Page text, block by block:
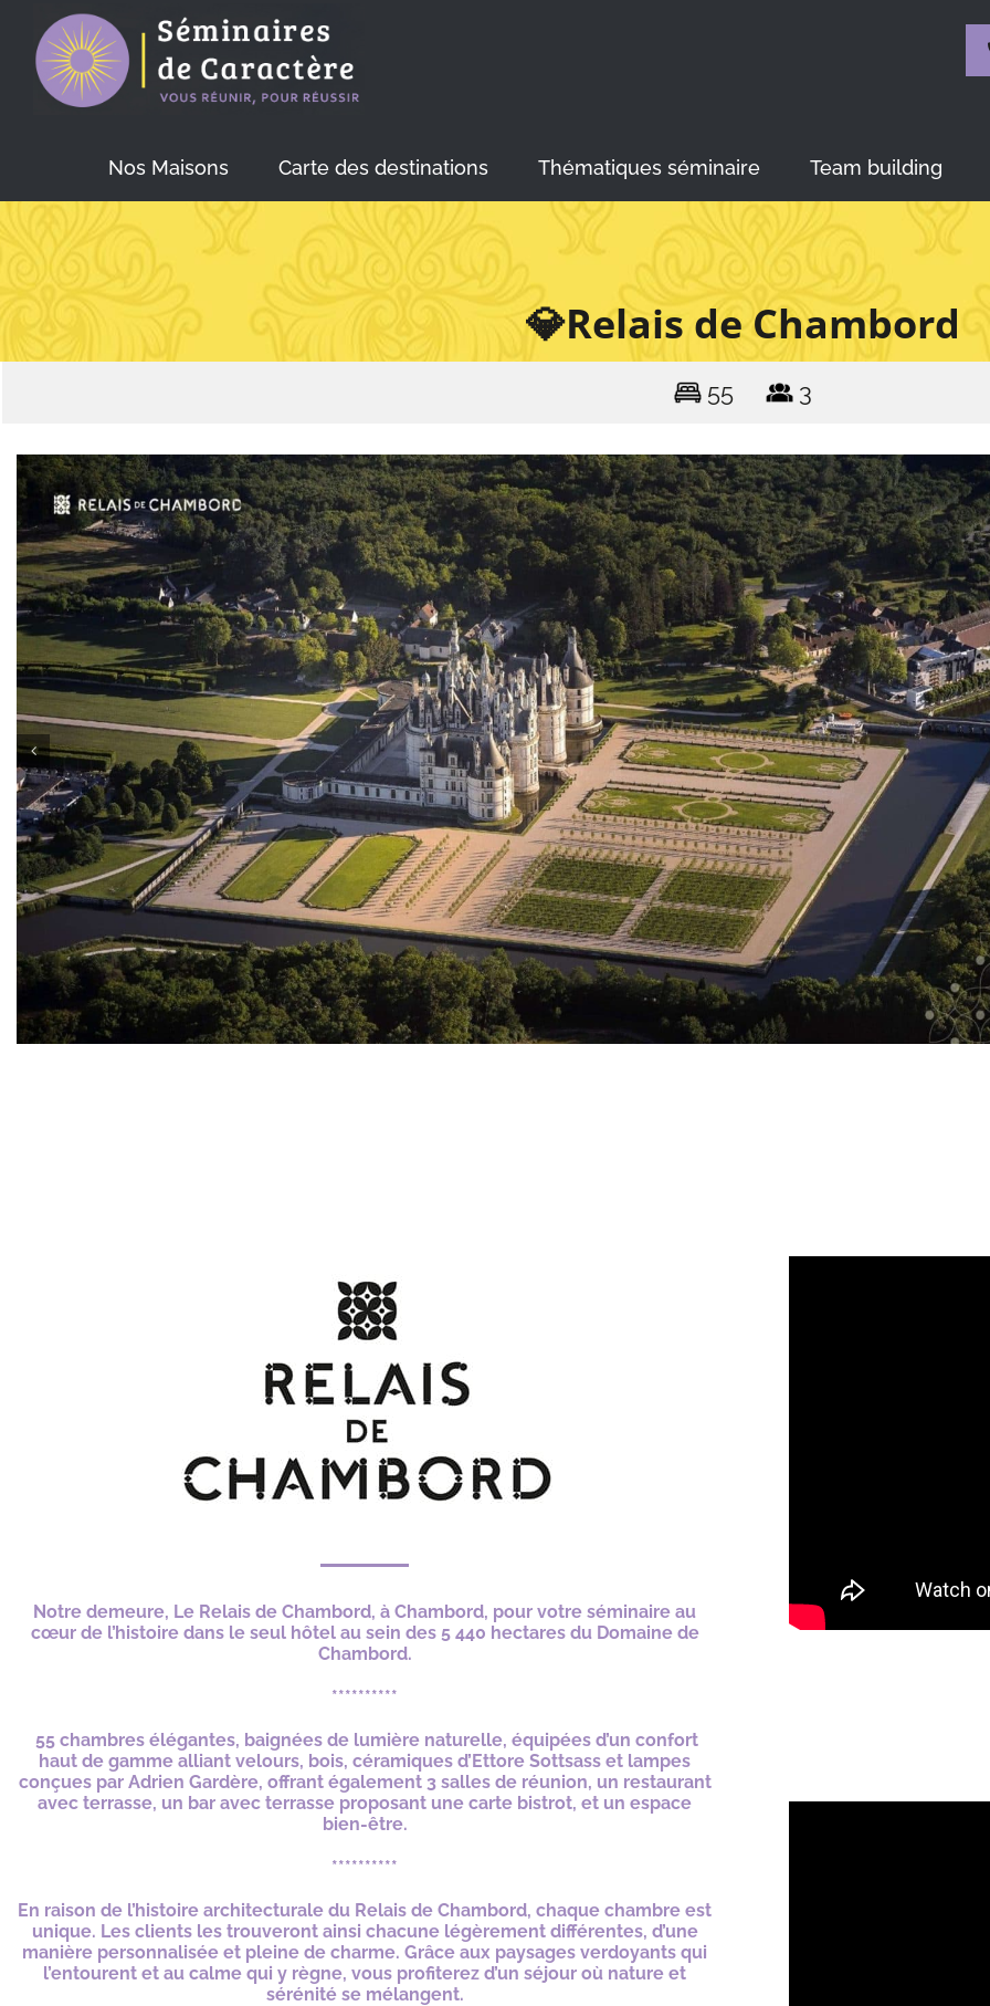
content
Nos Maisons Carte des destinations Thématiques séminaire Team building
💎Relais de Chambord
55 3
Notre demeure, Le Relais de Chambord, à Chambord, pour votre séminaire au
cœur de l’histoire dans le seul hôtel au sein des 5 440 hectares du Domaine de
Chambord.
**********
55 chambres élégantes, baignées de lumière naturelle, équipées d’un confort
haut de gamme alliant velours, bois, céramiques d’Ettore Sottsass et lampes
conçues par Adrien Gardère, offrant également 3 salles de réunion, un restaurant
avec terrasse, un bar avec terrasse proposant une carte bistrot, et un espace
bien-être.
**********
En raison de l’histoire architecturale du Relais de Chambord, chaque chambre est
unique. Les clients les trouveront ainsi chacune légèrement différentes, d’une
manière personnalisée et pleine de charme. Grâce aux paysages verdoyants qui
l’entourent et au calme qui y règne, vous profiterez d’un séjour où nature et
sérénité se mélangent.